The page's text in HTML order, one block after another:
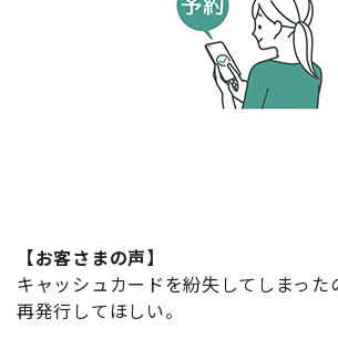
【お客さまの声】
キャッシュカードを紛失してしまった
再発行してほしい。